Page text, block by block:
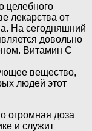
целебного
лекарства от
На сегодняшний
довольно
Витамин С
вещество,
людей этот
огромная доза
и служит